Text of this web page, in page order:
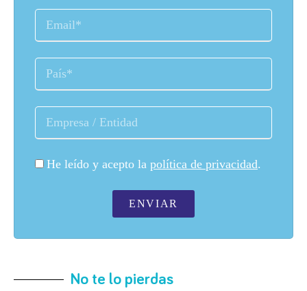
He leído y acepto la política de privacidad.
ENVIAR
No te lo pierdas